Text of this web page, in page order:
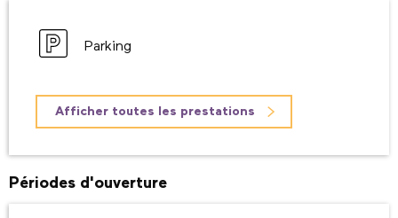
Parking
Afficher toutes les prestations
Périodes d'ouverture